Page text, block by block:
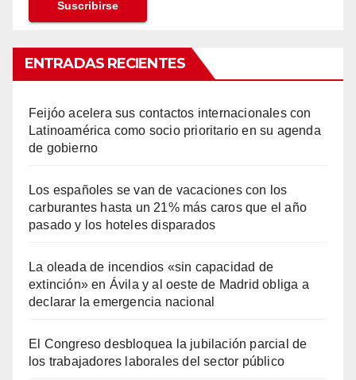
ENTRADAS RECIENTES
Feijóo acelera sus contactos internacionales con
Latinoamérica como socio prioritario en su agenda
de gobierno
Los españoles se van de vacaciones con los
carburantes hasta un 21% más caros que el año
pasado y los hoteles disparados
La oleada de incendios «sin capacidad de
extinción» en Ávila y al oeste de Madrid obliga a
declarar la emergencia nacional
El Congreso desbloquea la jubilación parcial de
los trabajadores laborales del sector público